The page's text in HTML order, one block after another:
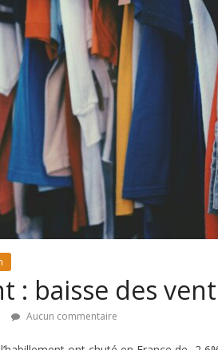
: baisse des
Aucun commentaire